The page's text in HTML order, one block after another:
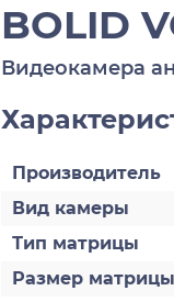
BOLID
Видеокамера
Производитель
Вид камеры
Тип матрицы
Размер матрицы